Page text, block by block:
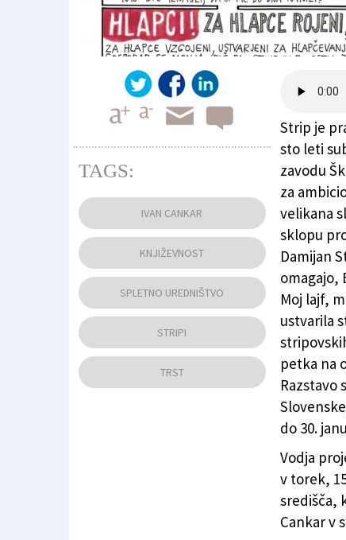
Iz stripa Andreja Rozmana Roze in
Strip je
sto leti
zavodu
za
velikana
sklopu
Damijan
omagajo,
Moj lajf,
ustvarila
petka na
do 30.
Vodja
v torek,
središča,
Cankar v
TAGS:
IVAN CANKAR
KNJIŽEVNOST
SPLETNO UREDNIŠTVO
STRIPI
TRST